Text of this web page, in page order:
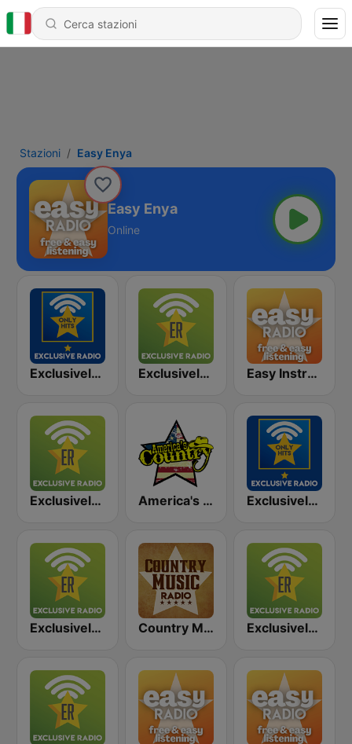
Stazioni Easy Enya
Easy Enya
Online
Exclusively Abba - HITS Exclusively ABBA Easy Instrumentals
Exclusively The Bee Gees America's Country Exclusively Queen - HITS
Exclusively Coldplay Country Music Radio - 90's Country Exclusively Phil Collins